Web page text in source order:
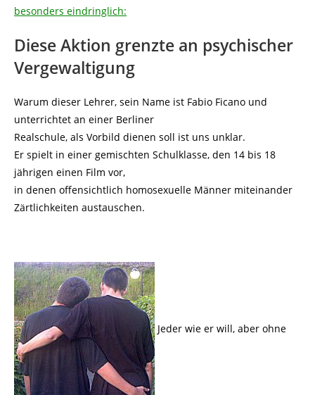
besonders eindringlich:
Diese Aktion grenzte an psychischer
Vergewaltigung
Warum dieser Lehrer, sein Name ist Fabio Ficano und
unterrichtet an einer Berliner
Realschule, als Vorbild dienen soll ist uns unklar.
Er spielt in einer gemischten Schulklasse, den 14 bis 18
jährigen einen Film vor,
in denen offensichtlich homosexuelle Männer miteinander
Zärtlichkeiten austauschen.
Jeder wie er will, aber ohne